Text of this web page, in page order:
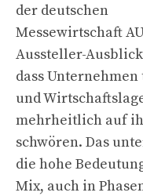
der deutschen
Messewirtschaft
Aussteller-
dass
und
mehrheitlich auf
schwören. Das
die hohe
Mix, auch in